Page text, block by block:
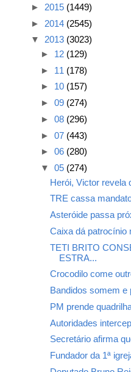
► 2015 (1449)
► 2014 (2545)
▼ 2013 (3023)
► 12 (129)
► 11 (178)
► 10 (157)
► 09 (274)
► 08 (296)
► 07 (443)
► 06 (280)
▼ 05 (274)
Herói, Victor revela
TRE cassa
Asteróide passa
Caixa dá patrocínio
TETI BRITO
ESTRA...
Crocodilo come
Bandidos somem e
PM prende
Autoridades
Secretário afirma
Fundador da 1ª